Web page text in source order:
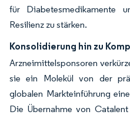
für Diabetesmedikamente
Resilienz zu stärken.
Konsolidierung hin zu
Arzneimittelsponsoren
sie ein Molekül von der
globalen Markteinführung
Die Übernahme von